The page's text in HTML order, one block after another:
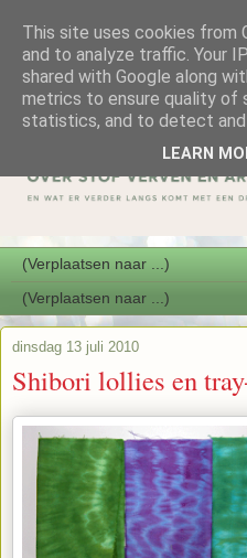
dinsdag 13 juli 2010
Shibori lollies en
This site uses cookies from
and to analyze traffic. Your
shared with Google along
metrics to ensure quality of
statistics, and to detect and
LEARN